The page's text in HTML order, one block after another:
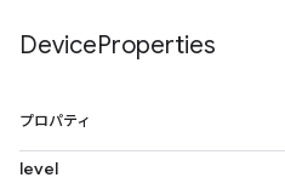
DeviceProperties
プロパティ
level